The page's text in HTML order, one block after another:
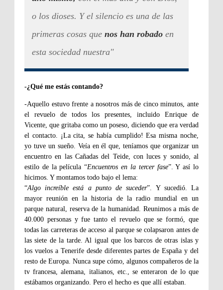
o los dioses. Y el silencio es una de las
primeras cosas que nos han robado en
esta sociedad nuestra"
-¿Qué me estás contando?
-Aquello estuvo frente a nosotros más de cinco minutos, ante
el revuelo de todos los presentes, incluido Enrique de
Vicente, que gritaba como un poseso, diciendo que era verdad
el contacto. ¡La cita, se había cumplido! Esa misma noche,
yo tuve un sueño. Veía en él que, teníamos que organizar un
encuentro en las Cañadas del Teide, con luces y sonido, al
estilo de la película “Encuentros en la tercer fase”. Y así lo
hicimos. Y montamos todo bajo el lema:
“Algo increíble está a punto de suceder”. Y sucedió. La
mayor reunión en la historia de la radio mundial en un
parque natural, reserva de la humanidad. Reunimos a más de
40.000 personas y fue tanto el revuelo que se formó, que
todas las carreteras de acceso al parque se colapsaron antes de
las siete de la tarde. Al igual que los barcos de otras islas y
los vuelos a Tenerife desde diferentes partes de España y del
resto de Europa. Nunca supe cómo, algunos compañeros de la
tv francesa, alemana, italianos, etc., se enteraron de lo que
estábamos organizando. Pero el hecho es que allí estaban.